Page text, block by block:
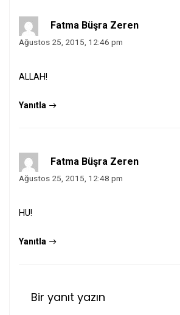
Fatma Büşra Zeren
Ağustos 25, 2015, 12:46 pm
ALLAH!
Yanıtla
Fatma Büşra Zeren
Ağustos 25, 2015, 12:48 pm
HU!
Yanıtla
Bir yanıt yazın